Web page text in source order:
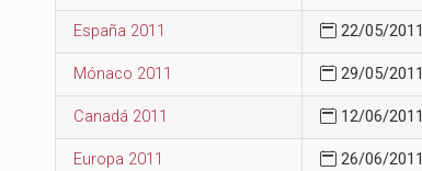
España 2011 22/05/2011
Mónaco 2011 29/05/2011
Canadá 2011 12/06/2011
Europa 2011 26/06/2011